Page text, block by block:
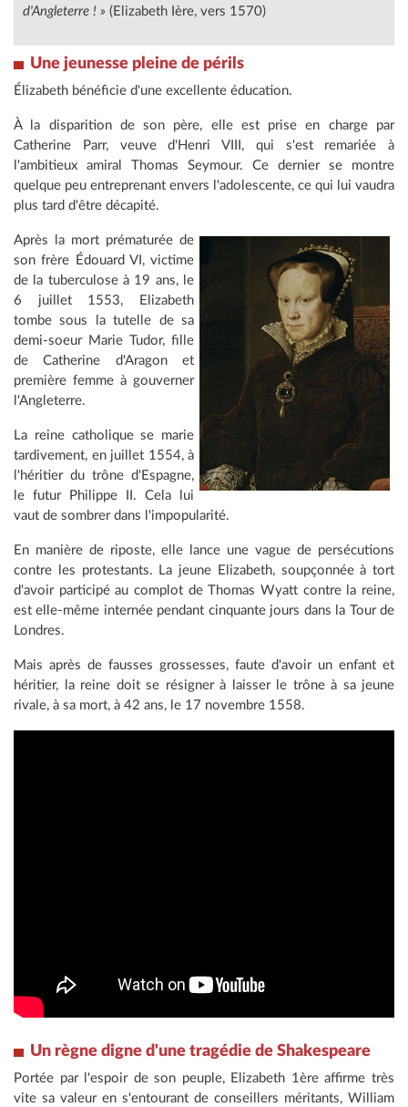
d'Angleterre ! » (Elizabeth Ière, vers 1570)
Une jeunesse pleine de périls
Élizabeth bénéficie d'une excellente éducation.
À la disparition de son père, elle est prise en charge par
Catherine Parr, veuve d'Henri VIII, qui s'est remariée à
l'ambitieux amiral Thomas Seymour. Ce dernier se montre
quelque peu entreprenant envers l'adolescente, ce qui lui vaudra
plus tard d'être décapité.
Après la mort prématurée de
son frère Édouard VI, victime
de la tuberculose à 19 ans, le
6 juillet 1553, Elizabeth
tombe sous la tutelle de sa
demi-soeur Marie Tudor, fille
de Catherine d'Aragon et
première femme à gouverner
l'Angleterre.
La reine catholique se marie
tardivement, en juillet 1554, à
l'héritier du trône d'Espagne,
le futur Philippe II. Cela lui
vaut de sombrer dans l'impopularité.
En manière de riposte, elle lance une vague de persécutions
contre les protestants. La jeune Elizabeth, soupçonnée à tort
d'avoir participé au complot de Thomas Wyatt contre la reine,
est elle-même internée pendant cinquante jours dans la Tour de
Londres.
Mais après de fausses grossesses, faute d'avoir un enfant et
héritier, la reine doit se résigner à laisser le trône à sa jeune
rivale, à sa mort, à 42 ans, le 17 novembre 1558.
Un règne digne d'une tragédie de Shakespeare
Portée par l'espoir de son peuple, Elizabeth 1ère affirme très
vite sa valeur en s'entourant de conseillers méritants, William